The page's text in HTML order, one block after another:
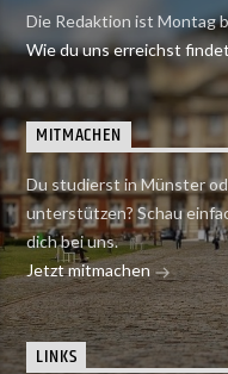
Die Redaktion ist Montag
Wie du uns erreichst
MITMACHEN
Du studierst in Münster
unterstützen? Schau
dich bei uns.
Jetzt mitmachen
LINKS